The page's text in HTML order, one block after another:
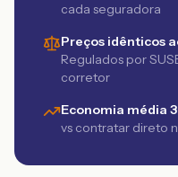
cada seguradora
Preços idênticos
Regulados por
corretor
Economia média
vs contratar direto